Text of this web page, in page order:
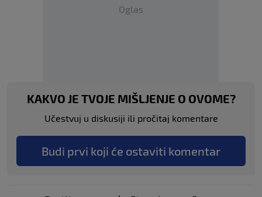
Oglas
KAKVO JE TVOJE MIŠLJENJE O OVOME?
Učestvuj u diskusiji ili pročitaj komentare
Budi prvi koji će ostaviti komentar